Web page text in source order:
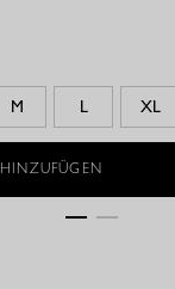
M L XL
HINZUFÜGEN